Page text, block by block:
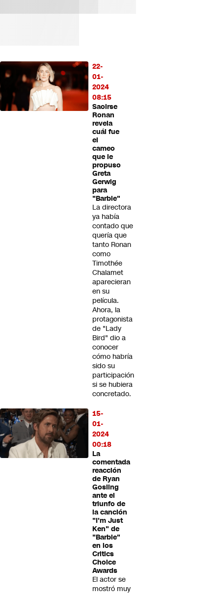
22-
01-
2024
08:15
Saoirse
Ronan
revela
cuál fue
el
cameo
que le
propuso
Greta
Gerwig
para
"Barbie"
La directora
ya había
contado que
quería que
tanto Ronan
como
Timothée
Chalamet
aparecieran
en su
película.
Ahora, la
protagonista
de "Lady
Bird" dio a
conocer
cómo habría
sido su
participación
si se hubiera
concretado.
15-
01-
2024
00:18
La
comentada
reacción
de Ryan
Gosling
ante el
triunfo de
la canción
"I'm Just
Ken" de
"Barbie"
en los
Critics
Choice
Awards
El actor se
mostró muy